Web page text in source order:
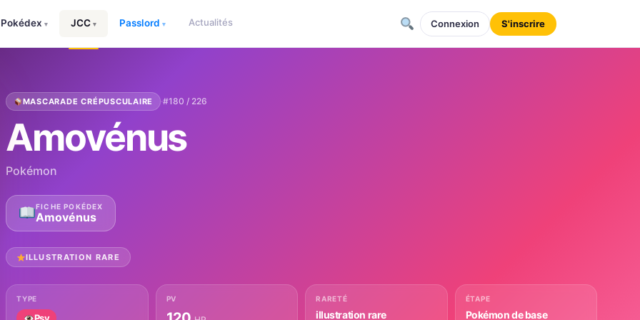
Pokédex ▾ JCC ▾ Passlord ▾ Actualités Connexion S'inscrire
MASCARADE CRÉPUSCULAIRE ·#180 / 226
Amovénus
Pokémon
FICHE POKÉDEX
Amovénus
ILLUSTRATION RARE
TYPE PV RARETÉ
illustration rare
ÉTAPE
Pokémon de base